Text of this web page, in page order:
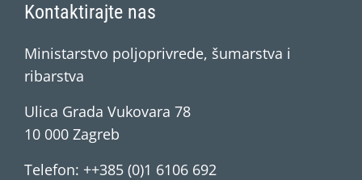
Kontaktirajte nas
Ministarstvo poljoprivrede, šumarstva i
ribarstva
Ulica Grada Vukovara 78
10 000 Zagreb
Telefon: ++385 (0)1 6106 692